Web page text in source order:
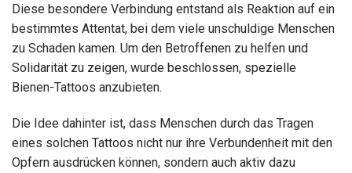
Diese besondere Verbindung entstand als Reaktion auf ein
bestimmtes Attentat, bei dem viele unschuldige Menschen
zu Schaden kamen. Um den Betroffenen zu helfen und
Solidarität zu zeigen, wurde beschlossen, spezielle
Bienen-Tattoos anzubieten.
Die Idee dahinter ist, dass Menschen durch das Tragen
eines solchen Tattoos nicht nur ihre Verbundenheit mit den
Opfern ausdrücken können, sondern auch aktiv dazu